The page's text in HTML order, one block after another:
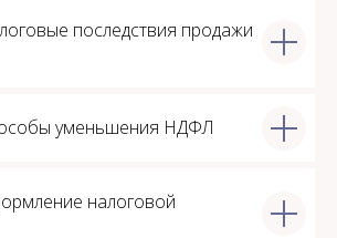
последствия продажи
уменьшения НДФЛ
налоговой